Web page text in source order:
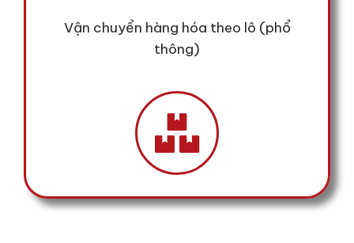
Vận chuyển hàng hóa theo lô (phổ
thông)